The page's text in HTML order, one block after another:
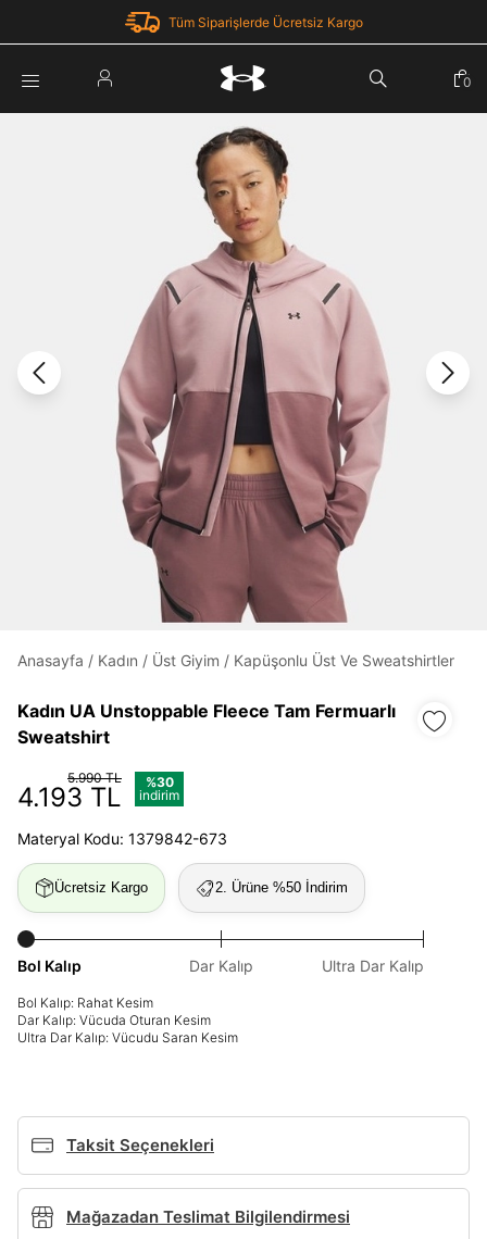
Tüm Siparişlerde Ücretsiz Kargo
Şifremi Unuttum
Giriş Yap
Under Armour'da yeni misiniz? Kayıt Ol
Üye Olmadan Devam Et
0
Anasayfa / Kadın / Üst Giyim / Kapüşonlu Üst Ve Sweatshirtler
Kadın UA Unstoppable Fleece Tam Fermuarlı
Sweatshirt
5.990 TL
4.193 TL
%30
indirim
Materyal Kodu: 1379842-673
Ücretsiz Kargo 2. Ürüne %50 İndirim
Bol Kalıp Dar Kalıp Ultra Dar Kalıp
Bol Kalıp: Rahat Kesim
Dar Kalıp: Vücuda Oturan Kesim
Ultra Dar Kalıp: Vücudu Saran Kesim
Taksit Seçenekleri
Mağazadan Teslimat Bilgilendirmesi
Parola Yenileme
Parolayı Yenile
Giriş Sayfasına Dön
Zaten hesabın var mı? Giriş yap
Daha hızlı ödeme. Hızlı sipariş takibi.
Şifre
göster
Ad*
Soyad*